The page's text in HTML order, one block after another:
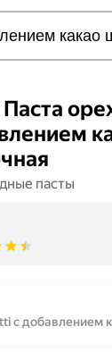
пасты
с добавлением